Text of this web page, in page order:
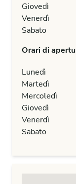
Giovedì
Venerdì
Sabato
Orari di
Lunedì
Martedì
Mercoledì
Giovedì
Venerdì
Sabato